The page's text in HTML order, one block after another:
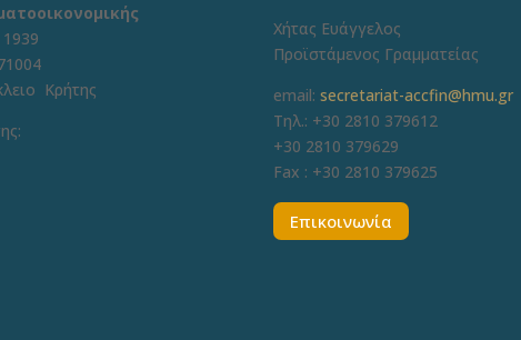
Κρήτης
Χήτας Ευάγγελος
Προϊστάμενος Γραμματείας
email:secretariat-accfin@hmu.gr
Τηλ.: +30 2810 379612
+30 2810 379629
Fax : +30 2810 379625
Επικοινωνία